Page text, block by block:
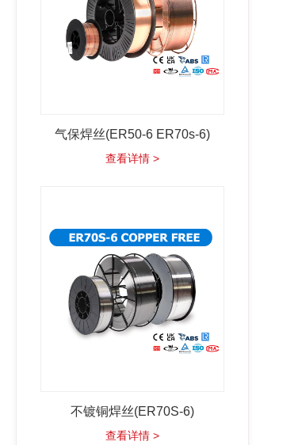
气保焊丝(ER50-6 ER70s-6)
查看详情 >
不镀铜焊丝(ER70S-6)
查看详情 >